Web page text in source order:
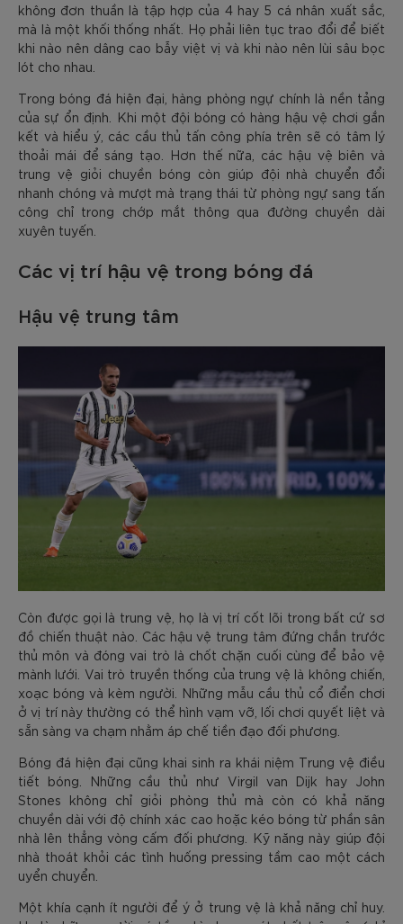
không đơn thuần là tập hợp của 4 hay 5 cá nhân xuất sắc,
mà là một khối thống nhất. Họ phải liên tục trao đổi để biết
khi nào nên dâng cao bẫy việt vị và khi nào nên lùi sâu bọc
lót cho nhau.
Trong bóng đá hiện đại, hàng phòng ngự chính là nền tảng
của sự ổn định. Khi một đội bóng có hàng hậu vệ chơi gắn
kết và hiểu ý, các cầu thủ tấn công phía trên sẽ có tâm lý
thoải mái để sáng tạo. Hơn thế nữa, các hậu vệ biên và
trung vệ giỏi chuyền bóng còn giúp đội nhà chuyển đổi
nhanh chóng và mượt mà trạng thái từ phòng ngự sang tấn
công chỉ trong chớp mắt thông qua đường chuyền dài
xuyên tuyến.
Các vị trí hậu vệ trong bóng đá
Hậu vệ trung tâm
Còn được gọi là trung vệ, họ là vị trí cốt lõi trong bất cứ sơ
đồ chiến thuật nào. Các hậu vệ trung tâm đứng chắn trước
thủ môn và đóng vai trò là chốt chặn cuối cùng để bảo vệ
mành lưới. Vai trò truyền thống của trung vệ là không chiến,
xoạc bóng và kèm người. Những mẫu cầu thủ cổ điển chơi
ở vị trí này thường có thể hình vạm vỡ, lối chơi quyết liệt và
sẵn sàng va chạm nhằm áp chế tiền đạo đối phương.
Bóng đá hiện đại cũng khai sinh ra khái niệm Trung vệ điều
tiết bóng. Những cầu thủ như Virgil van Dijk hay John
Stones không chỉ giỏi phòng thủ mà còn có khả năng
chuyền dài với độ chính xác cao hoặc kéo bóng từ phần sân
nhà lên thẳng vòng cấm đối phương. Kỹ năng này giúp đội
nhà thoát khỏi các tình huống pressing tầm cao một cách
uyển chuyển.
Một khía cạnh ít người để ý ở trung vệ là khả năng chỉ huy.